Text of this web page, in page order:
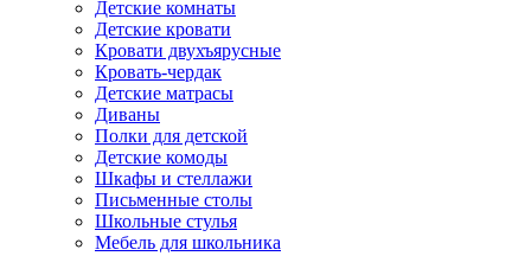
Детские комнаты
Детские кровати
Кровати двухъярусные
Кровать-чердак
Детские матрасы
Диваны
Полки для детской
Детские комоды
Шкафы и стеллажи
Письменные столы
Школьные стулья
Мебель для школьника